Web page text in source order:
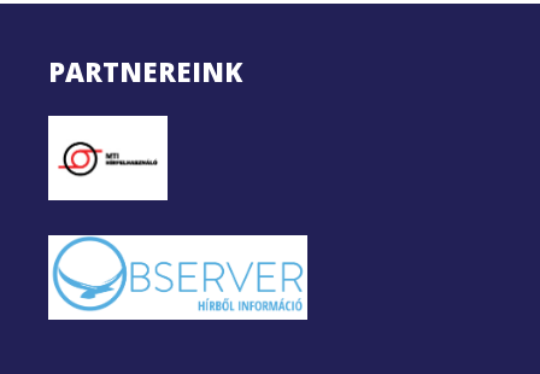
PARTNEREINK